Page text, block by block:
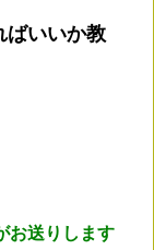
ばいいか教
お送りします